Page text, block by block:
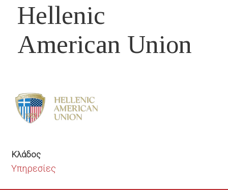
Hellenic
American Union
Κλάδος
Υπηρεσίες